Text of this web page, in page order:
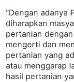
“Dengan adanya
diharapkan
pertanian
mengerti dan
pertanian yang
atau menggarap
hasil pertanian